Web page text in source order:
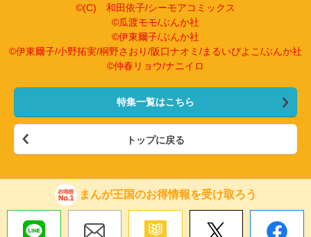
©(C) 和田依子/シーモアコミックス
©瓜渡モモ/ぶんか社
©伊東爾子/ぶんか社
©伊東爾子/小野拓実/桐野さおり/阪口ナオミ/まるいぴよこ/ぶんか社
©仲春リョウ/ナニイロ
特集一覧はこちら
トップに戻る
まんが王国のお得情報を受け取ろう